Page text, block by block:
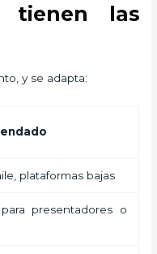
tienen las
y se adapta:
plataformas bajas
presentadores o